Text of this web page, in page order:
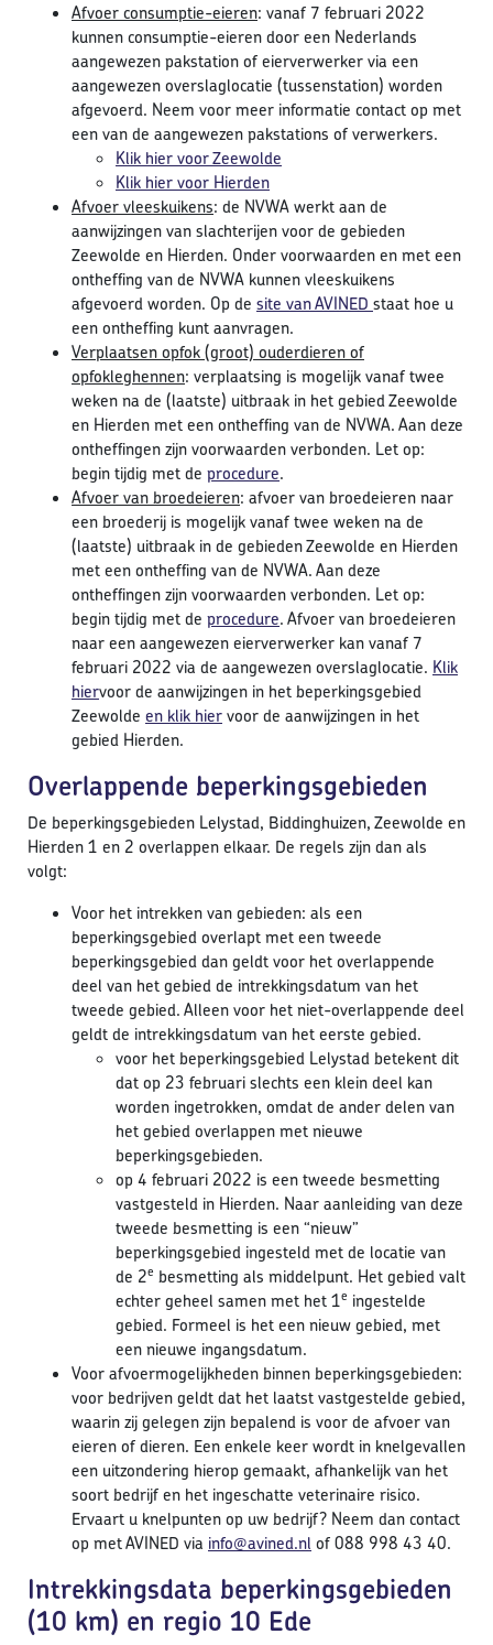
Afvoer consumptie-eieren: vanaf 7 februari 2022
kunnen consumptie-eieren door een Nederlands
aangewezen pakstation of eierverwerker via een
aangewezen overslaglocatie (tussenstation) worden
afgevoerd. Neem voor meer informatie contact op met
een van de aangewezen pakstations of verwerkers.
Klik hier voor Zeewolde
Klik hier voor Hierden
Afvoer vleeskuikens: de NVWA werkt aan de
aanwijzingen van slachterijen voor de gebieden
Zeewolde en Hierden. Onder voorwaarden en met een
ontheffing van de NVWA kunnen vleeskuikens
afgevoerd worden. Op de site van AVINED staat hoe u
een ontheffing kunt aanvragen.
Verplaatsen opfok (groot) ouderdieren of
opfokleghennen: verplaatsing is mogelijk vanaf twee
weken na de (laatste) uitbraak in het gebied Zeewolde
en Hierden met een ontheffing van de NVWA. Aan deze
ontheffingen zijn voorwaarden verbonden. Let op:
begin tijdig met de procedure.
Afvoer van broedeieren: afvoer van broedeieren naar
een broederij is mogelijk vanaf twee weken na de
(laatste) uitbraak in de gebieden Zeewolde en Hierden
met een ontheffing van de NVWA. Aan deze
ontheffingen zijn voorwaarden verbonden. Let op:
begin tijdig met de procedure. Afvoer van broedeieren
naar een aangewezen eierverwerker kan vanaf 7
februari 2022 via de aangewezen overslaglocatie. Klik
hiervoor de aanwijzingen in het beperkingsgebied
Zeewolde en klik hiervoor de aanwijzingen in het
gebied Hierden.
Overlappende beperkingsgebieden
De beperkingsgebieden Lelystad, Biddinghuizen, Zeewolde en
Hierden 1 en 2 overlappen elkaar. De regels zijn dan als
volgt:
Voor het intrekken van gebieden: als een
beperkingsgebied overlapt met een tweede
beperkingsgebied dan geldt voor het overlappende
deel van het gebied de intrekkingsdatum van het
tweede gebied. Alleen voor het niet-overlappende deel
geldt de intrekkingsdatum van het eerste gebied.
voor het beperkingsgebied Lelystad betekent dit
dat op 23 februari slechts een klein deel kan
worden ingetrokken, omdat de ander delen van
het gebied overlappen met nieuwe
beperkingsgebieden.
op 4 februari 2022 is een tweede besmetting
vastgesteld in Hierden. Naar aanleiding van deze
tweede besmetting is een “nieuw”
beperkingsgebied ingesteld met de locatie van
de 2e besmetting als middelpunt. Het gebied valt
echter geheel samen met het 1e ingestelde
gebied. Formeel is het een nieuw gebied, met
een nieuwe ingangsdatum.
Voor afvoermogelijkheden binnen beperkingsgebieden:
voor bedrijven geldt dat het laatst vastgestelde gebied,
waarin zij gelegen zijn bepalend is voor de afvoer van
eieren of dieren. Een enkele keer wordt in knelgevallen
een uitzondering hierop gemaakt, afhankelijk van het
soort bedrijf en het ingeschatte veterinaire risico.
Ervaart u knelpunten op uw bedrijf? Neem dan contact
op met AVINED via info@avined.nl of 088 998 43 40.
Intrekkingsdata beperkingsgebieden
(10 km) en regio 10 Ede